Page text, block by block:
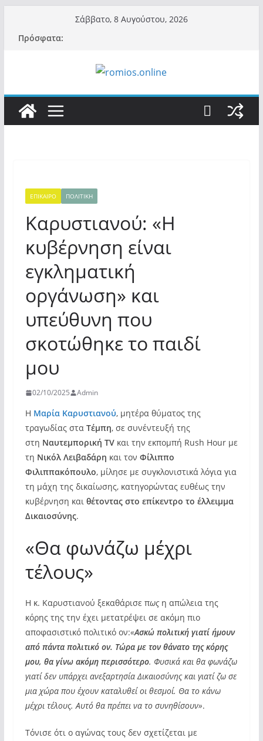
περιεχόμενο
Σάββατο, 8 Αυγούστου, 2026
Πρόσφατα:
ΕΠΙΚΑΙΡΟ ΠΟΛΙΤΙΚΗ
Καρυστιανού: «Η
κυβέρνηση είναι
εγκληματική
οργάνωση» και
υπεύθυνη που
σκοτώθηκε το παιδί
μου
02/10/2025 Admin
Η Μαρία Καρυστιανού, μητέρα θύματος της
τραγωδίας στα Τέμπη, σε συνέντευξή της
στη Ναυτεμπορική TVκαι την εκπομπή Rush Hour με
τη Νικόλ Λειβαδάρη και τον Φίλιππο
Φιλιππακόπουλο, μίλησε με συγκλονιστικά λόγια για
τη μάχη της δικαίωσης, κατηγορώντας ευθέως την
κυβέρνηση και θέτοντας στο επίκεντρο το έλλειμμα
Δικαιοσύνης.
«Θα φωνάζω μέχρι
τέλους»
Η κ. Καρυστιανού ξεκαθάρισε πωςη απώλεια της
κόρης της την έχει μετατρέψει σε ακόμη πιο
αποφασιστικό πολιτικό ον:«Ασκώ πολιτική γιατί ήμουν
από πάντα πολιτικό ον. Τώρα με τον θάνατο της κόρης
μου, θα γίνω ακόμη περισσότερο. Φυσικά και θα φωνάζω
γιατί δεν υπάρχει ανεξαρτησία Δικαιοσύνης και γιατί ζω σε
μια χώρα που έχουν καταλυθεί οι θεσμοί. Θα το κάνω
μέχρι τέλους. Αυτό θα πρέπει να το συνηθίσουν».
Τόνισε ότι ο αγώνας τους δεν σχετίζεται με